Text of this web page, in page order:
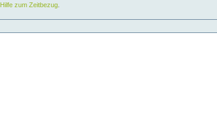
Hilfe zum Zeitbezug